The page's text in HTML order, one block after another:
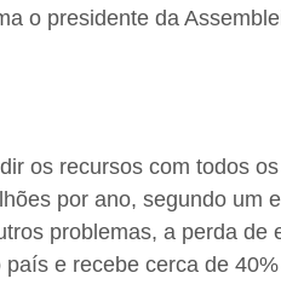
o presidente da
os recursos com todos
por ano, segundo um
problemas, a perda
e recebe cerca de